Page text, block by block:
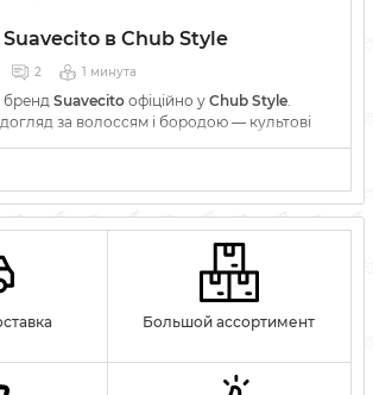
Suavecito в Chub Style
2 1 минута
Suavecito офіційно у Chub Style
за волоссям і бородою — культові
Большой ассортимент